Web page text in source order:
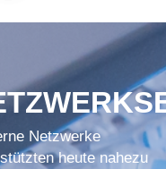
Netzwerke
heute nahezu